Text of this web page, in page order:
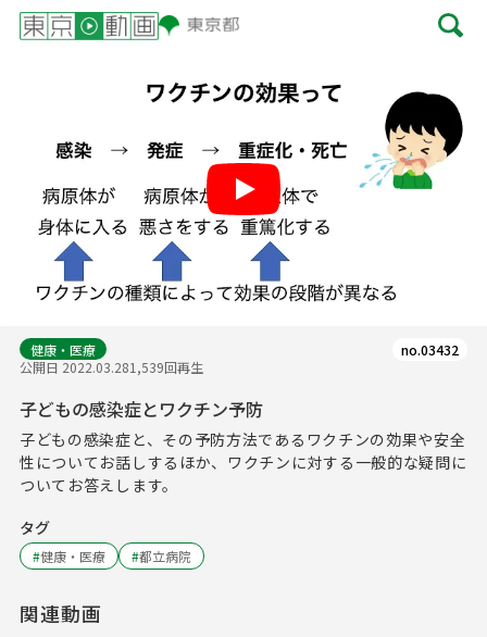
健康・医療
公開日 2022.03.281,539回再生
no.03432
子どもの感染症とワクチン予防
子どもの感染症と、その予防方法であるワクチンの効果や安全
性についてお話しするほか、ワクチンに対する一般的な疑問に
ついてお答えします。
タグ
#健康・医療 #都立病院
関連動画